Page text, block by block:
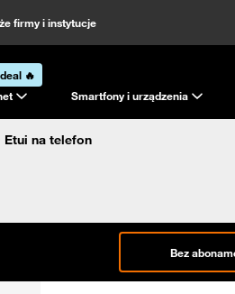
firmy i instytucje
🔥
Smartfony i urządzenia
Etui na telefon
Bez